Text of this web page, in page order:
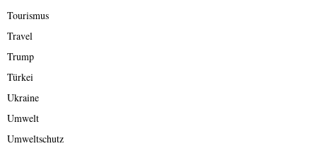
Tourismus
Travel
Trump
Türkei
Ukraine
Umwelt
Umweltschutz